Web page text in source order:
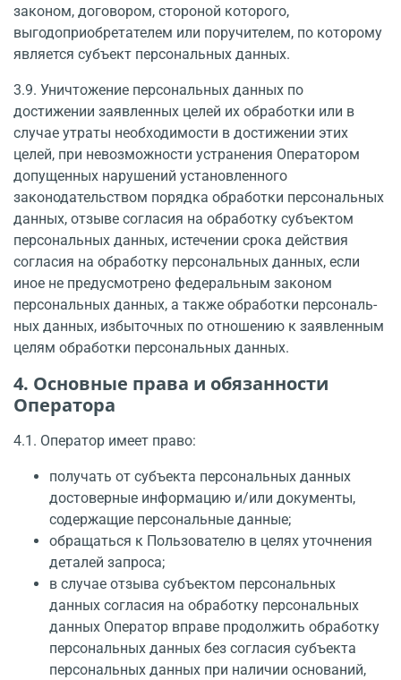
законом, дого­вором, стороной которого,
выгодоприобретателем или поручителем, по которому
является субъект персональных данных.
3.9. Уничтожение персональных данных по
достижении заявленных целей их обработки или в
случае утраты необходимости в достижении этих
целей, при невозможности устранения Оператором
допущенных нарушений установленного
законодательством порядка обработки персональных
данных, отзыве согласия на обработку субъектом
персональных данных, истечении срока действия
согласия на обработку персональных данных, если
иное не предусмотрено федеральным законом
персональных данных, а также обработки персональ­
ных данных, избыточных по отношению к заявленным
целям обработки персональных дан­ных.
4. Основные права и обязанности
Оператора
4.1. Оператор имеет право:
получать от субъекта персональных данных
достоверные информацию и/или документы,
содержащие персональные данные;
обращаться к Пользователю в целях уточнения
деталей запроса;
в случае отзыва субъектом персональных
данных согласия на обработку персональных
данных Оператор вправе продолжить обработку
персональных данных без согласия субъекта
персональных данных при наличии оснований,